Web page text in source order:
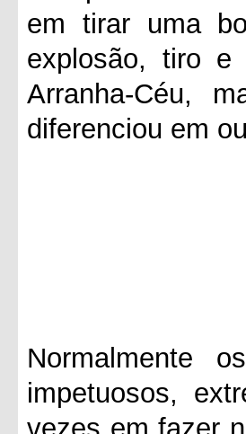
em tirar uma
explosão, tiro
Arranha-Céu,
diferenciou em
Normalmente
impetuosos,